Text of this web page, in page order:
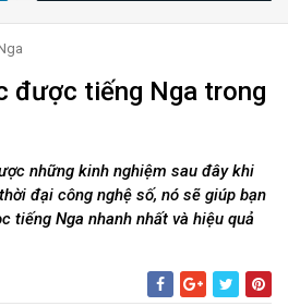
được tiếng Nga trong
những kinh nghiệm sau đây khi
đại công nghệ số, nó sẽ giúp bạn
tiếng Nga nhanh nhất và hiệu quả